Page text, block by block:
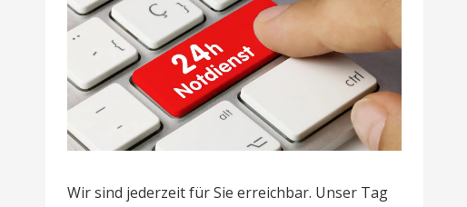
Wir sind jederzeit für Sie erreichbar. Unser Tag